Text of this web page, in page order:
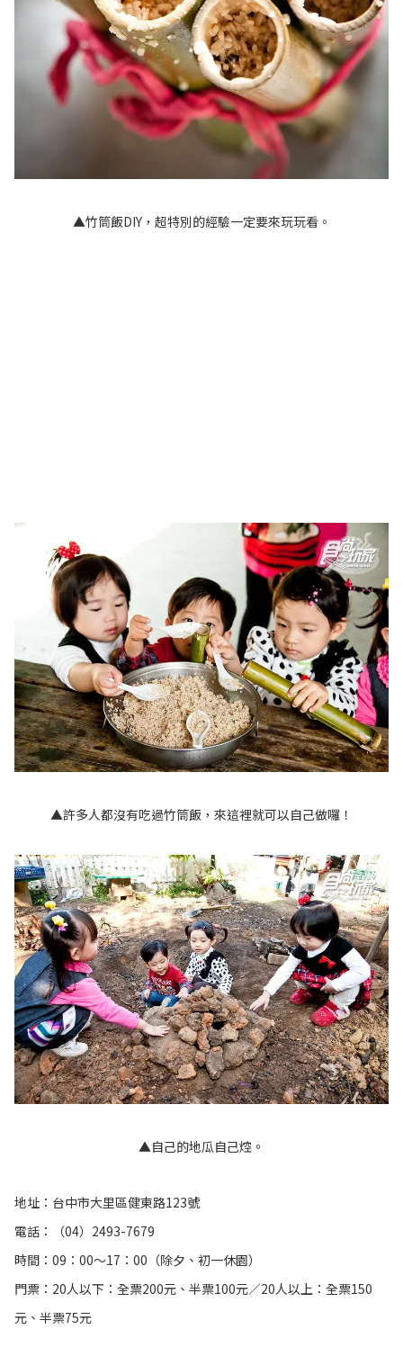
▲竹筒飯DIY，超特別的經驗一定要來玩玩看。
▲許多人都沒有吃過竹筒飯，來這裡就可以自己做囉！
▲自己的地瓜自己焢 。
地址：台中市大里區健東路123號
電話：（04）2493-7679
時間：09：00～17：00（除夕、初一休園）
門票：20人以下：全票200元、半票100元／20人以上：全票150
元、半票75元